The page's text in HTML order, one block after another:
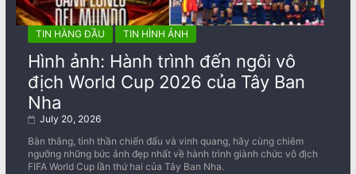
TIN HÀNG ĐẦU TIN HÌNH ẢNH
Hình ảnh: Hành trình đến ngôi vô
địch World Cup 2026 của Tây Ban
Nha
July 20, 2026
Bàn thắng, tinh thần chiến đấu và vinh quang, hãy cùng chiêm
ngưỡng những bức ảnh đẹp nhất về ​​hành trình giành chức vô địch
FIFA World Cup lần thứ hai của Tây Ban Nha.